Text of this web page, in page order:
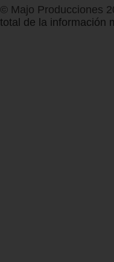
© Majo Producciones
total de la información